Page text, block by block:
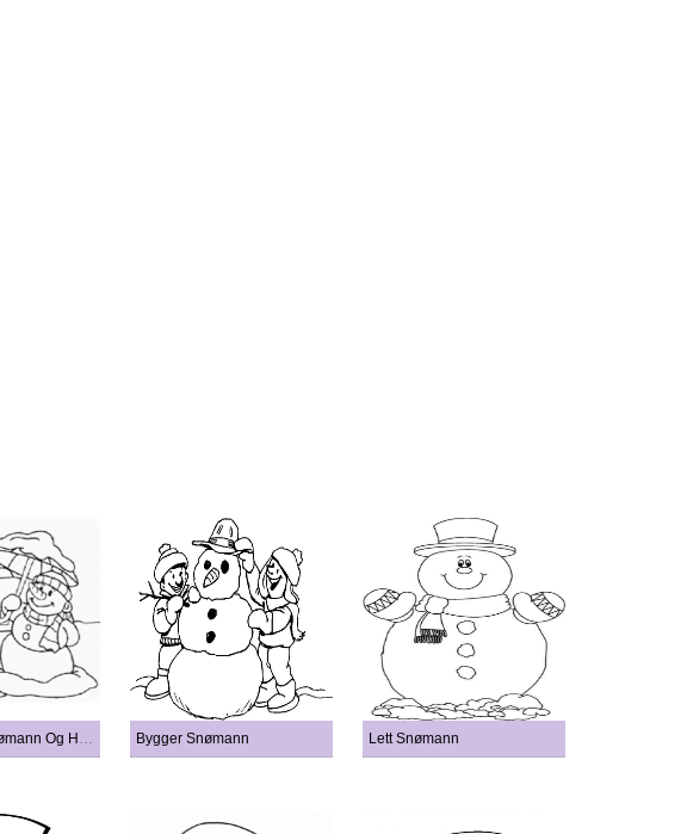
Tegning Av Snømann Og Hjem Bygger Snømann Lett Snømann